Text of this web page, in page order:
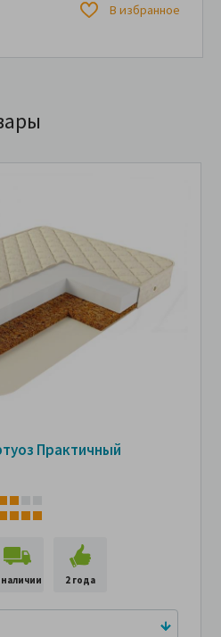
В избранное
Практичный
наличии 2 года